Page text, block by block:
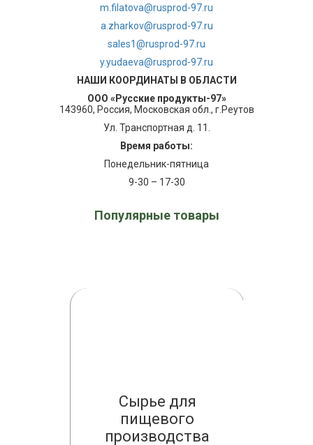
m.filatova@rusprod-97.ru
a.zharkov@rusprod-97.ru
sales1@rusprod-97.ru
y.yudaeva@rusprod-97.ru
НАШИ КООРДИНАТЫ В ОБЛАСТИ
ООО «Русские продукты-97»
143960, Россия, Московская обл., г.Реутов
Ул. Транспортная д. 11.
Время работы:
Понедельник-пятница
9-30 – 17-30
Популярные товары
Сырье для
пищевого
производства